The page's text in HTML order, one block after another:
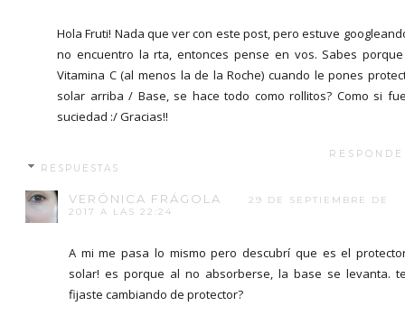
Hola Fruti! Nada que ver con este post, pero estuve
no encuentro la rta, entonces pense en vos. Sabes
Vitamina C (al menos la de la Roche) cuando le pones
solar arriba / Base, se hace todo como rollitos? Como si
suciedad :/ Gracias!!
RESPUESTAS
VERÓNICA FRÁGOLA
29 DE SEPTIEMBRE DE
2017 A LAS 22:24
A mi me pasa lo mismo pero descubrí que es el
solar! es porque al no absorberse, la base se levanta.
fijaste cambiando de protector?